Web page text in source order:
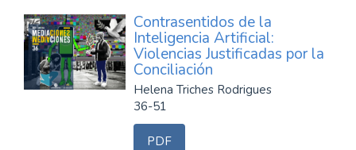
Contrasentidos de la
Inteligencia Artificial:
Violencias Justificadas por la
Conciliación
Helena Triches Rodrigues
36-51
PDF